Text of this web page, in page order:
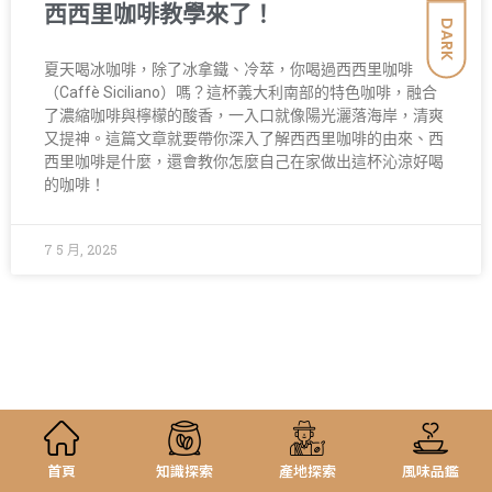
DARK
西西里咖啡教學來了！
夏天喝冰咖啡，除了冰拿鐵、冷萃，你喝過西西里咖啡
（Caffè Siciliano）嗎？這杯義大利南部的特色咖啡，融合
了濃縮咖啡與檸檬的酸香，一入口就像陽光灑落海岸，清爽
又提神。這篇文章就要帶你深入了解西西里咖啡的由來、西
西里咖啡是什麼，還會教你怎麼自己在家做出這杯沁涼好喝
的咖啡！
7 5 月, 2025
首頁 知識探索 產地探索 風味品鑑